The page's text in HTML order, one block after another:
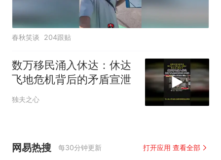
春秋笑谈 204跟贴
数万移民涌入休达：休达
飞地危机背后的矛盾宣泄
独夫之心
网易热搜 每30分钟更新 打开应用 查看全部